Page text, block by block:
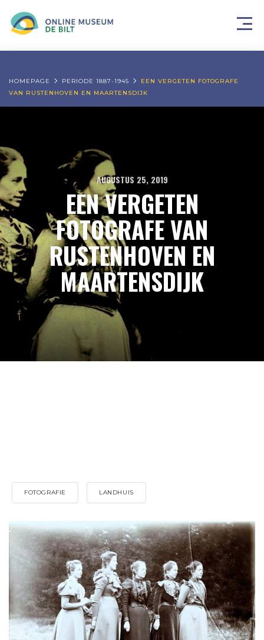
HOMEPAGE PERIODE 1887-1945
EEN VERGETEN FOTOGRAFE
VAN RUSTENHOVEN EN MAARTENSDIJK
AUGUSTUS 25, 2019
EEN VERGETEN
FOTOGRAFE VAN
RUSTENHOVEN EN
MAARTENSDIJK
FOTOGRAFIE LANDHUIS